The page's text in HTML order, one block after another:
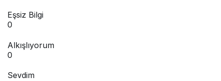
Eşsiz Bilgi
0
Alkışlıyorum
0
Sevdim